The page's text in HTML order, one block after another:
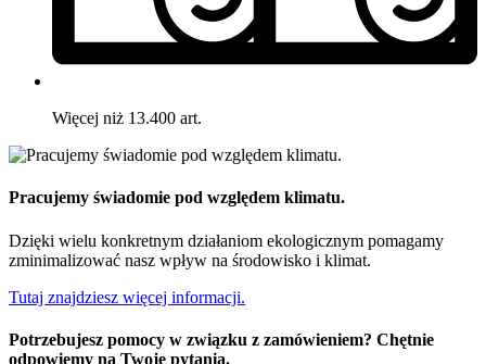
Więcej niż 13.400 art.
Pracujemy świadomie pod względem klimatu.
Dzięki wielu konkretnym działaniom ekologicznym pomagamy
zminimalizować nasz wpływ na środowisko i klimat.
Tutaj znajdziesz więcej informacji.
Potrzebujesz pomocy w związku z zamówieniem? Chętnie
odpowiemy na Twoje pytania.